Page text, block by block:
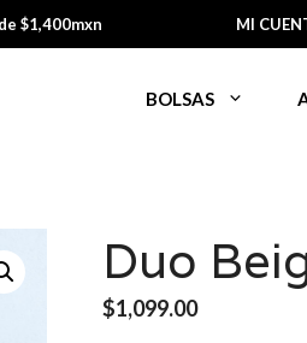
$1,400mxn MI
BOLSAS
Duo
$1,099.00